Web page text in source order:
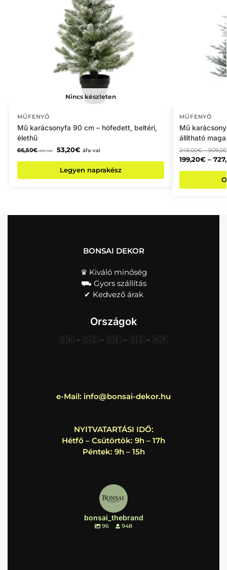
Nincs készleten
MŰFENYŐ
Mű karácsonyfa 90 cm – hófedett, beltéri,
élethű
66,50€ áfa-val 53,20€ áfa-val
Legyen naprakész
MŰFENYŐ
Mű
állítható
249,00€ – 909,00
199,20€ –
BONSAI DEKOR
♛ Kiváló minőség
⛟ Gyors szállítás
✔︎ Kedvező árak
Országok
🇸🇰 – 🇨🇿 – 🇩🇪 – 🇸🇮 – 🇭🇷
e-Mail: info@bonsai-dekor.hu
NYITVATARTÁSI IDŐ:
Hétfő – Csütörtök: 9h – 17h
Péntek: 9h – 15h
bonsai_thebrand
96 948